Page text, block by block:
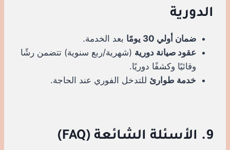
الدورية
ضمان أولي 30 يومًا
بعد الخدمة.
عقود صيانة دورية (شهرية/ربع سنوية) تتضمن رشًا
وقائيًا وكشفًا دوريًا.
خدمة طوارئ للتدخل الفوري عند الحاجة.
9. الأسئلة الشائعة (FAQ)